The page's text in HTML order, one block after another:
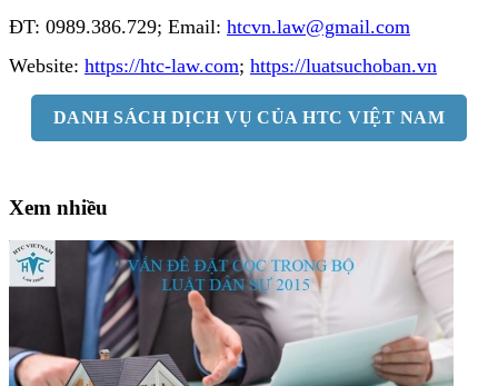
ĐT: 0989.386.729; Email: htcvn.law@gmail.com
Website: https://htc-law.com; https://luatsuchoban.vn
DANH SÁCH DỊCH VỤ CỦA HTC VIỆT NAM
Xem nhiều